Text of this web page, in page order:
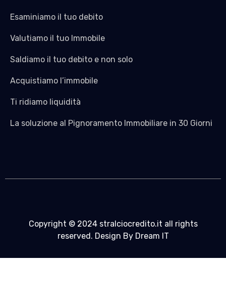
Esaminiamo il tuo debito
Valutiamo il tuo Immobile
Saldiamo il tuo debito e non solo
Acquistiamo l’immobile
Ti ridiamo liquidità
La soluzione al Pignoramento Immobiliare in 30 Giorni
Copyright © 2024 stralciocredito.it all rights
reserved. Design By Dream IT